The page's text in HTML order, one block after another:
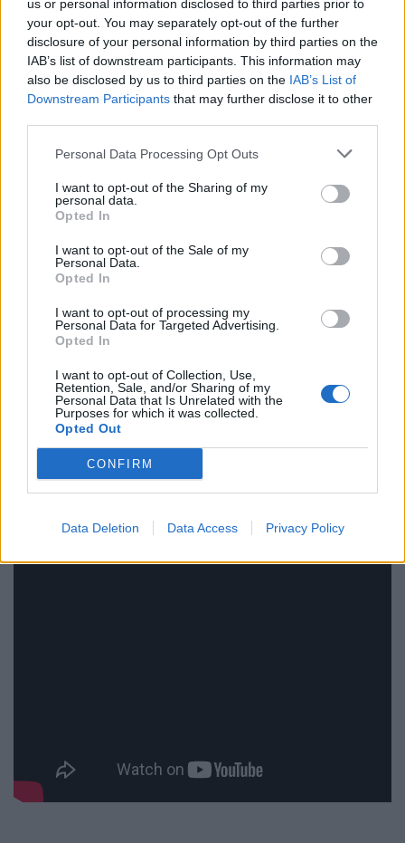
us or personal information disclosed to third parties prior to
your opt-out. You may separately opt-out of the further
disclosure of your personal information by third parties on the
IAB’s list of downstream participants. This information may
also be disclosed by us to third parties on the IAB’s List of
Downstream Participants that may further disclose it to other
Personal Data Processing Opt Outs
I want to opt-out of the Sharing of my
personal data.
Opted In
I want to opt-out of the Sale of my
Personal Data.
Opted In
I want to opt-out of processing my
Personal Data for Targeted Advertising.
Opted In
I want to opt-out of Collection, Use,
Retention, Sale, and/or Sharing of my
Personal Data that Is Unrelated with the
Purposes for which it was collected.
Opted Out
CONFIRM
Data Deletion Data Access Privacy Policy
το βραβείο Grammy. Σε αντίθεση με το “Paris”, το
“Ragnarök” δεν βασιζόταν σε κάποιο ιστορικό
γεγονός αλλά είχε τις ρίζες του στη σκανδιναβική
μυθολογία, οπότε μπορούσε να παίξει πολύ
περισσότερο με τη θεματολογία της. Μυήθηκε στο
black metal και έψαξε αρκετά για να βρει μουσικούς
με τους οποίους θα μπορούσε να ζωντανέψει αυτό το
είδος μουσικής στο μυθικό “Ragnarök”.